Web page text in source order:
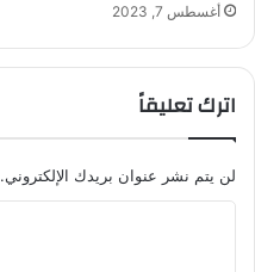
أغسطس 7, 2023
اترك تعليقاً
لن يتم نشر عنوان بريدك الإلكتروني.